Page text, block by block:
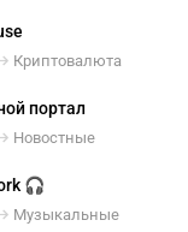
Криптовалюта
портал
Новостные
🎧
Музыкальные